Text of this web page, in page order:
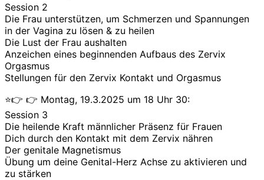
Session 2
Die Frau unterstützen, um Schmerzen und Spannungen
in der Vagina zu lösen & zu heilen
Die Lust der Frau aushalten
Anzeichen eines beginnenden Aufbaus des Zervix
Orgasmus
Stellungen für den Zervix Kontakt und Orgasmus
⭐👉 👉 Montag, 19.3.2025 um 18 Uhr 30:
Session 3
Die heilende Kraft männlicher Präsenz für Frauen
Dich durch den Kontakt mit dem Zervix nähren
Der genitale Magnetismus
Übung um deine Genital-Herz Achse zu aktivieren und
zu stärken